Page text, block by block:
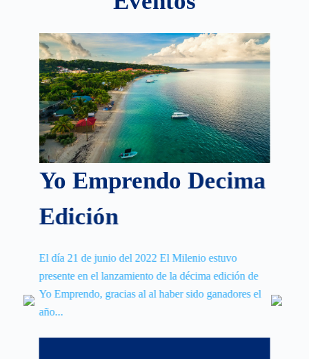
Yo Emprendo Decima
Edición
El día 21 de junio del 2022 El Milenio estuvo
presente en el lanzamiento de la décima edición de
Yo Emprendo, gracias al al haber sido ganadores el
año...